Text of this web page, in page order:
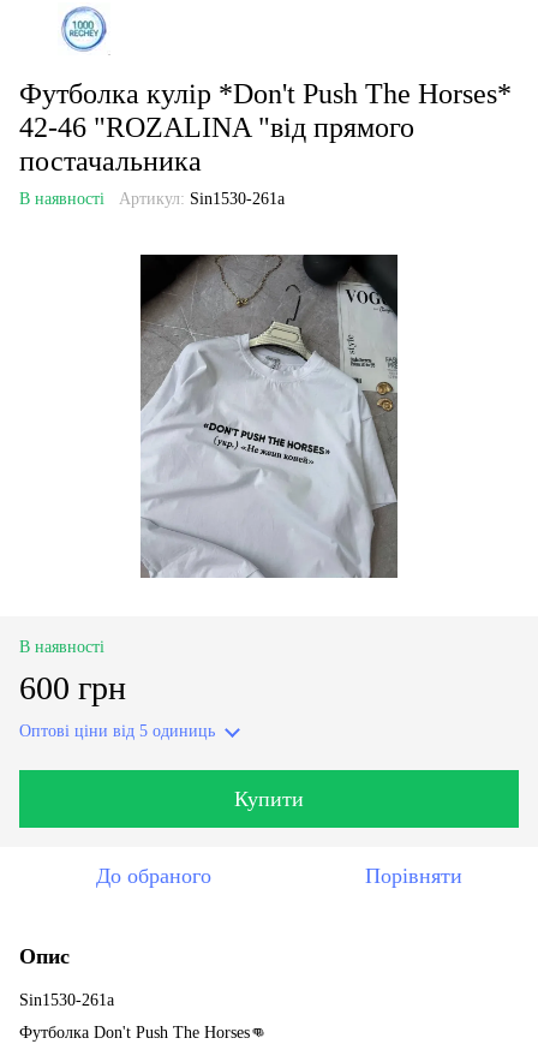
Футболка кулір *Don't Push The Horses*
42-46 "ROZALINA "від прямого
постачальника
В наявності Артикул: Sin1530-261a
В наявності
600 грн
Оптові ціни від 5 одиниць
Купити
До обраного Порівняти
Опис
Sin1530-261a
Футболка Don't Push The Horses👊